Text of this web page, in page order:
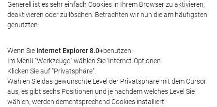
Generell ist es sehr einfach Cookies in Ihrem Browser zu aktivieren,
deaktivieren oder zu löschen. Betrachten wir nun die am häufigsten
genutzten:
Wenn Sie Internet Explorer 8.0+benutzen:
Im Menü "Werkzeuge" wählen Sie 'Internet-Optionen'
Klicken Sie auf "Privatsphäre".
Wählen Sie das gewünschte Level der Privatsphäre mit dem Cursor
aus, es gibt sechs Positionen und je nachdem welches Level Sie
wählen, werden dementsprechend Cookies installiert.